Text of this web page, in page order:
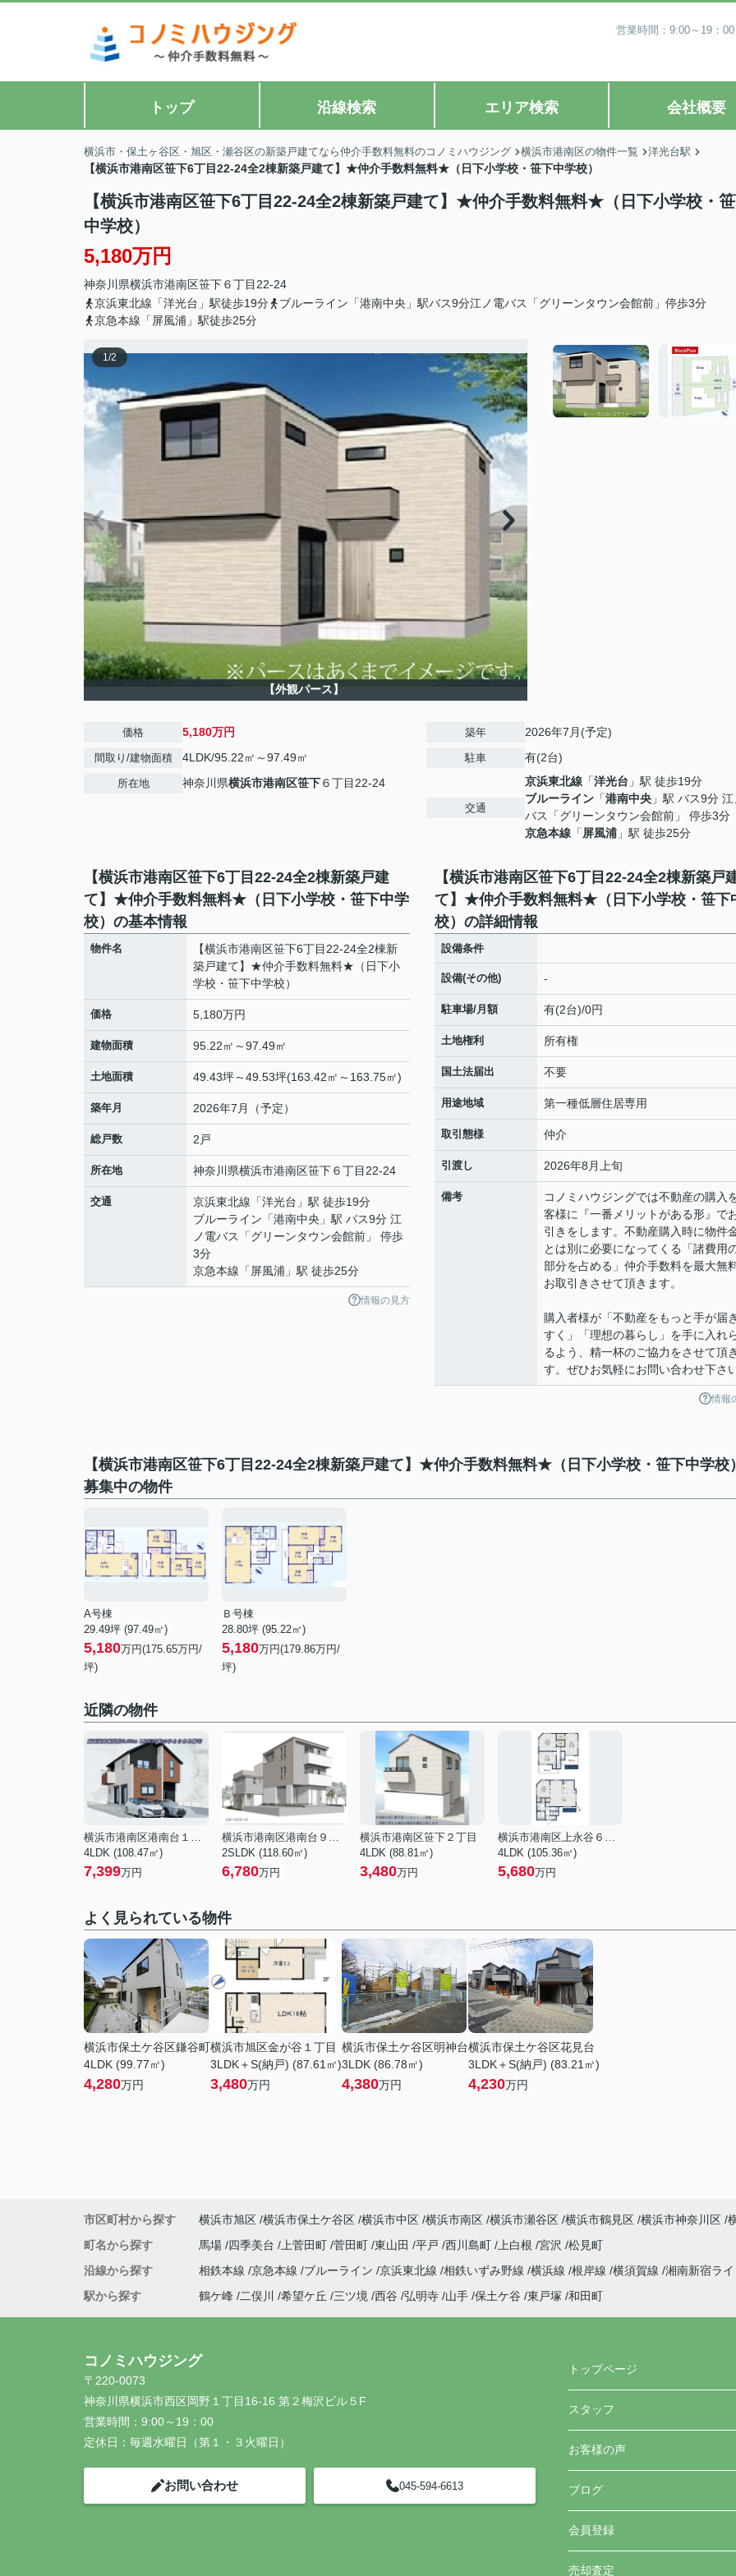
営業時間：9:00～19：
トップ 沿線検索 エリア検索 会社概要
横浜市・保土ヶ谷区・旭区・瀬谷区の新築戸建てなら仲介手数料無料のコノミハウジング 横浜市港南区の物件一覧 洋光台駅
【横浜市港南区笹下6丁目22-24全2棟新築戸建て】★仲介手数料無料★（日下小学校・笹下中学校）
【横浜市港南区笹下6丁目22-24全2棟新築戸建て】★仲介手数料無料★（日下小学校・
中学校）
5,180万円
神奈川県横浜市港南区笹下６丁目22-24
京浜東北線「洋光台」駅徒歩19分
ブルーライン「港南中央」駅バス9分江ノ電バス「グリーンタウン会館前」停歩3分
京急本線「屏風浦」駅徒歩25分
1/2
【外観パース】
価格 5,180万円
間取り/建物面積 4LDK/95.22㎡～97.49㎡
所在地 神奈川県横浜市港南区笹下６丁目22-24
築年 2026年7月(予定)
駐車 有(2台)
交通
京浜東北線 「洋光台 」駅 徒歩19分
ブルーライン 「港南中央 」駅 バス9分
バス「グリーンタウン会館前」 停歩3分
京急本線 「 屏風浦 」駅 徒歩25分
【横浜市港南区笹下6丁目22-24全2棟新築戸建
て】★仲介手数料無料★（日下小学校・笹下中学
校）の基本情報
物件名
【横浜市港南区笹下6丁目22-24全2棟新
築戸建て】★仲介手数料無料★（日下小
学校・笹下中学校）
価格 5,180万円
建物面積 95.22㎡～97.49㎡
土地面積 49.43坪～49.53坪(163.42㎡～163.75㎡)
築年月 2026年7月（予定）
総戸数 2戸
所在地 神奈川県横浜市港南区笹下６丁目22-24
交通 京浜東北線 「洋光台 」駅 徒歩19分
ブルーライン 「港南中央 」駅 バス9分 江
ノ電バス「グリーンタウン会館前」 停歩
3分
京急本線 「 屏風浦 」駅 徒歩25分
情報の見方
【横浜市港南区笹下6丁目22-24全2棟新築戸
て】★仲介手数料無料★（日下小学校・笹下
校）の詳細情報
設備条件
設備(その他) -
駐車場/月額 有(2台)/0円
土地権利 所有権
国土法届出 不要
用途地域 第一種低層住居専用
取引態様 仲介
引渡し 2026年8月上旬
備考
コノミハウジングでは不動産の購入
客様に『一番メリットがある形』で
引きをします。不動産購入時に物件
とは別に必要になってくる「諸費用
部分を占める」仲介手数料を最大無
お取引きさせて頂きます。
購入者様が「不動産をもっと手が届
すく」「理想の暮らし」を手に入れ
るよう、精一杯のご協力をさせて頂
す。ぜひお気軽にお問い合わせ下さい
情報
【横浜市港南区笹下6丁目22-24全2棟新築戸建て】★仲介手数料無料★（日下小学校・笹下中学校
募集中の物件
A号棟
29.49坪 (97.49㎡)
5,180万円(175.65万円/
坪)
Ｂ号棟
28.80坪 (95.22㎡)
5,180万円(179.86万円/
坪)
近隣の物件
横浜市港南区港南台１丁目
4LDK (108.47㎡)
7,399万円
横浜市港南区港南台９丁目
2SLDK (118.60㎡)
6,780万円
横浜市港南区笹下２丁目
4LDK (88.81㎡)
3,480万円
横浜市港南区上永谷６丁目
4LDK (105.36㎡)
5,680万円
よく見られている物件
横浜市保土ケ谷区鎌谷町
4LDK (99.77㎡)
4,280万円
横浜市旭区金が谷１丁目
3LDK＋S(納戸) (87.61㎡)
3,480万円
横浜市保土ケ谷区明神台
3LDK (86.78㎡)
4,380万円
横浜市保土ケ谷区花見台
3LDK＋S(納戸) (83.21㎡)
4,230万円
市区町村から探す 横浜市旭区 横浜市保土ケ谷区 横浜市中区 横浜市南区 横浜市瀬谷区 横浜市鶴見区 横浜市神奈川区
町名から探す
馬場 四季美台 上菅田町 菅田町 東山田 平戸 西川島町 上白根 宮沢
松見町
沿線から探す
相鉄本線 京急本線 ブルーライン 京浜東北線 相鉄いずみ野線 横浜線 根岸線 横須賀線 湘南新宿ラ
駅から探す
鶴ケ峰 二俣川 希望ケ丘 三ツ境 西谷 弘明寺 山手 保土ケ谷 東戸塚 和田町
コノミハウジング
〒220-0073
神奈川県横浜市西区岡野１丁目16-16 第２梅沢ビル５F
営業時間： 9:00～19：00
定休日： 毎週水曜日（第１・３火曜日）
お問い合わせ 045-594-6613
トップページ
スタッフ
お客様の声
ブログ
会員登録
売却査定